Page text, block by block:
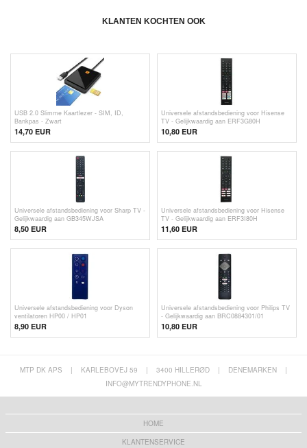
KLANTEN KOCHTEN OOK
USB 2.0 Slimme Kaartlezer - SIM, ID,
Bankpas - Zwart
14,70 EUR
Universele afstandsbediening voor Hisense
TV - Gelijkwaardig aan ERF3G80H
10,80 EUR
Universele afstandsbediening voor Sharp TV -
Gelijkwaardig aan GB345WJSA
8,50 EUR
Universele afstandsbediening voor Hisense
TV - Gelijkwaardig aan ERF3I80H
11,60 EUR
Universele afstandsbediening voor Dyson
ventilatoren HP00 / HP01
8,90 EUR
Universele afstandsbediening voor Philips TV
- Gelijkwaardig aan BRC0884301/01
10,80 EUR
MTP DK APS | KARLEBOVEJ 59 | 3400 HILLERØD | DENEMARKEN
|
INFO@MYTRENDYPHONE.NL
HOME
KLANTENSERVICE